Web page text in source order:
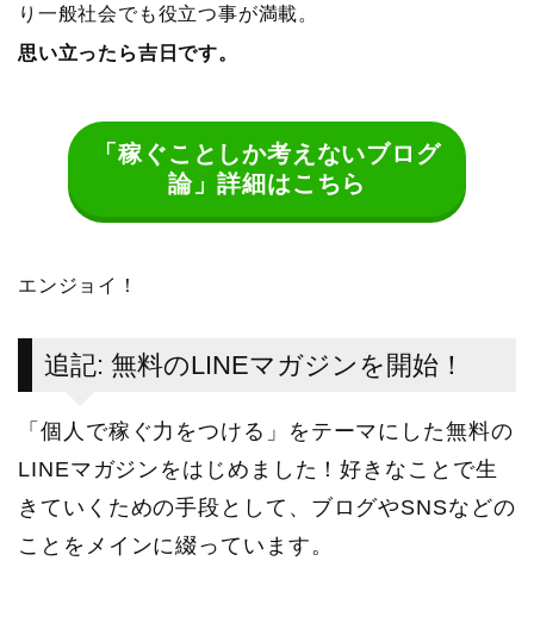
り一般社会でも役立つ事が満載。
思い立ったら吉日です。
「稼ぐことしか考えないブログ
論」詳細はこちら
エンジョイ！
追記: 無料のLINEマガジンを開始！
「個人で稼ぐ力をつける」をテーマにした無料の
LINEマガジンをはじめました！好きなことで生
きていくための手段として、ブログやSNSなどの
ことをメインに綴っています。